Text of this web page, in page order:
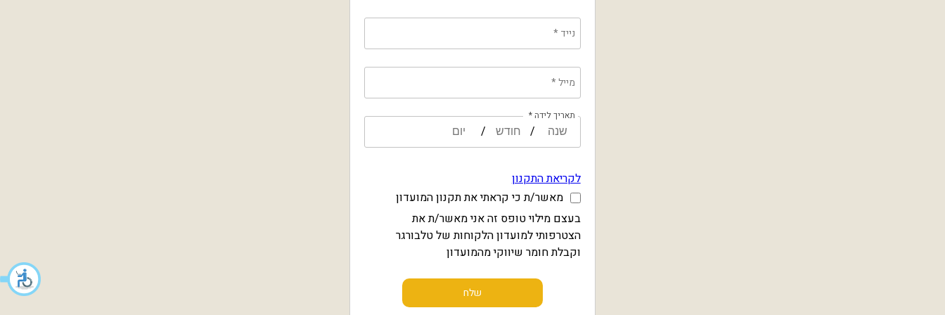
נייד*
מייל*
/ /
תאריך לידה *
לקריאת התקנון
מאשר/ת כי קראתי את תקנון המועדון
בעצם מילוי טופס זה אני מאשר/ת את
הצטרפותי למועדון הלקוחות של טלבורגר
וקבלת חומר שיווקי מהמועדון